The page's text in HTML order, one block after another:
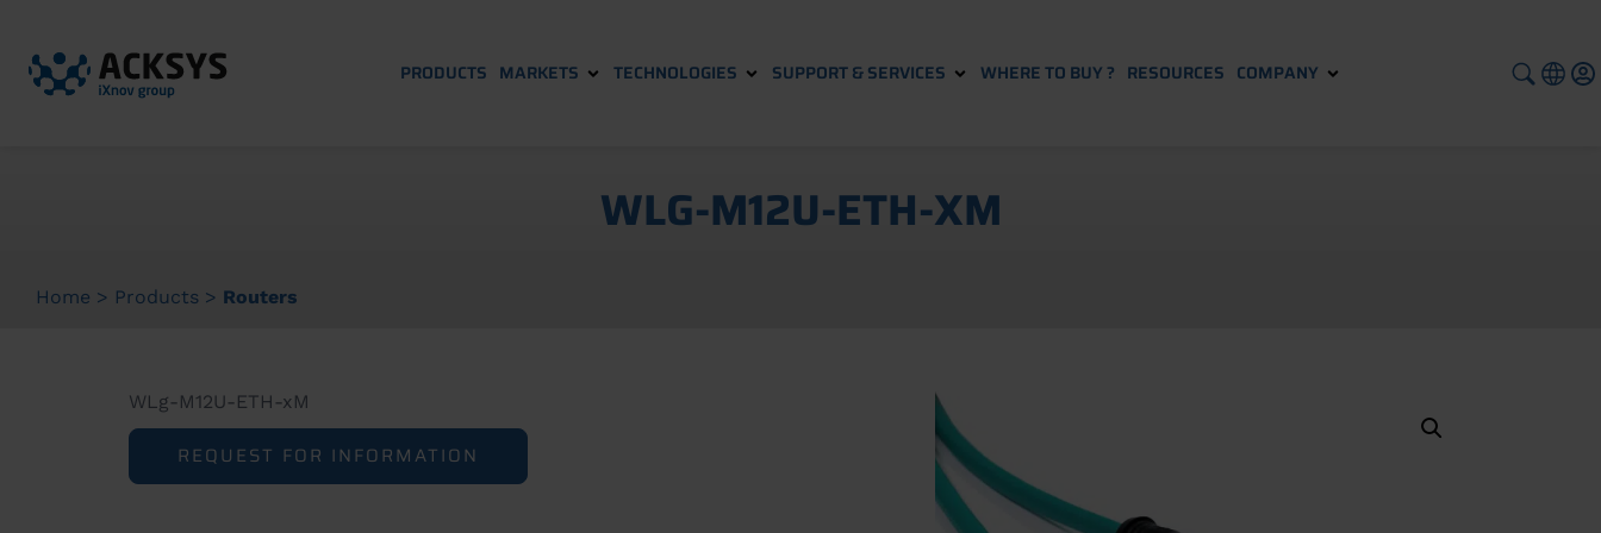
PRODUCTS MARKETS TECHNOLOGIES SUPPORT & SERVICES WHERE TO BUY ? RESOURCES COMPANY
WLG-M12U-ETH-XM
Home > Products > Routers
WLg-M12U-ETH-xM
REQUEST FOR INFORMATION